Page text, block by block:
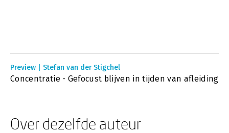
Preview | Stefan van der Stigchel
Concentratie - Gefocust blijven in tijden van afleiding
Over dezelfde auteur